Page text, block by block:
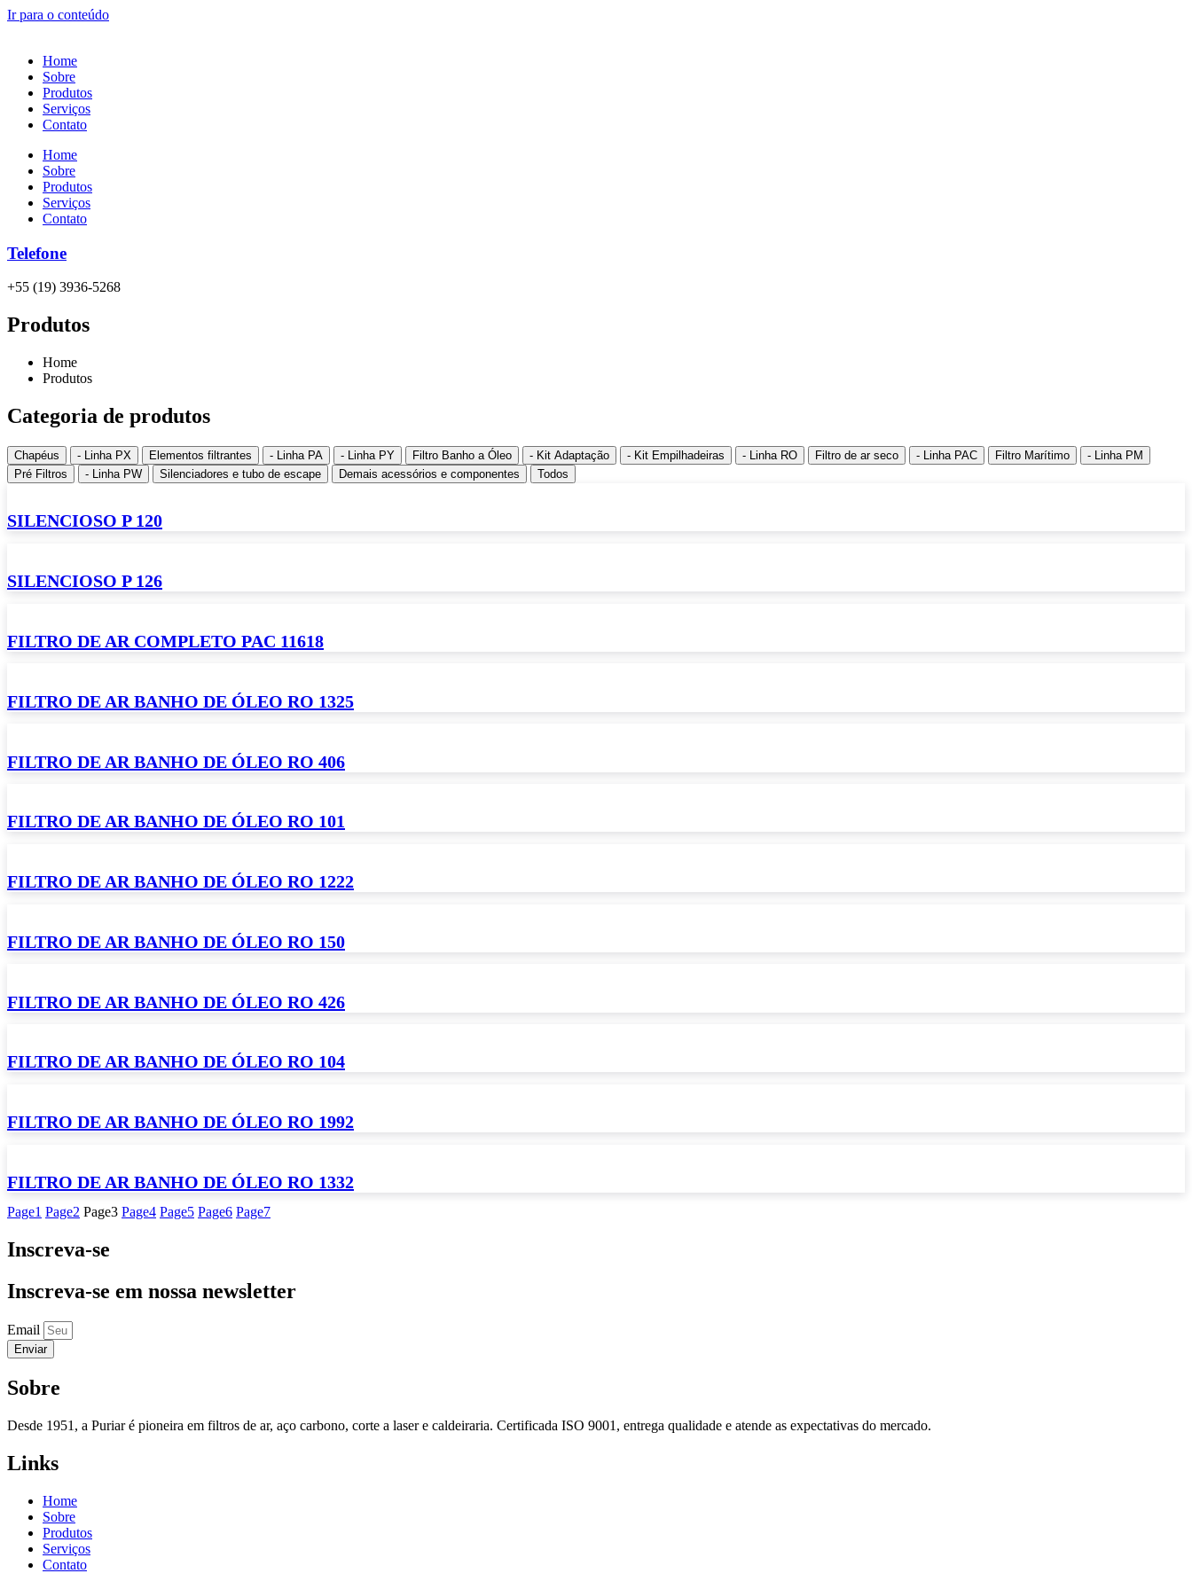
Ir para o conteúdo
Home
Sobre
Produtos
Serviços
Contato
Home
Sobre
Produtos
Serviços
Contato
Telefone
+55 (19) 3936-5268
Produtos
Home
Produtos
Categoria de produtos
Chapéus - Linha PX Elementos filtrantes - Linha PA - Linha PY Filtro Banho a Óleo - Kit Adaptação - Kit Empilhadeiras - Linha RO Filtro de ar seco - Linha PAC Filtro Marítimo
- Linha PM
Pré Filtros
- Linha PW Silenciadores e tubo de escape Demais acessórios e componentes Todos
SILENCIOSO P 120
SILENCIOSO P 126
FILTRO DE AR COMPLETO PAC 11618
FILTRO DE AR BANHO DE ÓLEO RO 1325
FILTRO DE AR BANHO DE ÓLEO RO 406
FILTRO DE AR BANHO DE ÓLEO RO 101
FILTRO DE AR BANHO DE ÓLEO RO 1222
FILTRO DE AR BANHO DE ÓLEO RO 150
FILTRO DE AR BANHO DE ÓLEO RO 426
FILTRO DE AR BANHO DE ÓLEO RO 104
FILTRO DE AR BANHO DE ÓLEO RO 1992
FILTRO DE AR BANHO DE ÓLEO RO 1332
Page1 Page2 Page3 Page4 Page5 Page6 Page7
Inscreva-se
Inscreva-se em nossa newsletter
Email
Enviar
Sobre
Desde 1951, a Puriar é pioneira em filtros de ar, aço carbono, corte a laser e caldeiraria. Certificada ISO 9001, entrega qualidade e atende as expectativas do mercado.
Links
Home
Sobre
Produtos
Serviços
Contato